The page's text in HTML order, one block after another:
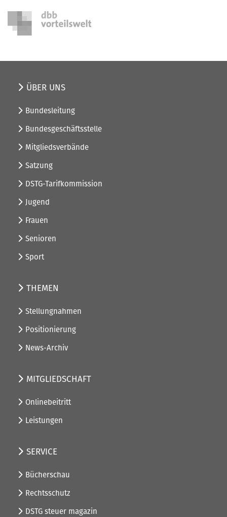
ÜBER UNS
Bundesleitung
Bundesgeschäftsstelle
Mitgliedsverbände
Satzung
DSTG-Tarifkommission
Jugend
Frauen
Senioren
Sport
THEMEN
Stellungnahmen
Positionierung
News-Archiv
MITGLIEDSCHAFT
Onlinebeitritt
Leistungen
SERVICE
Bücherschau
Rechtsschutz
DSTG steuer magazin